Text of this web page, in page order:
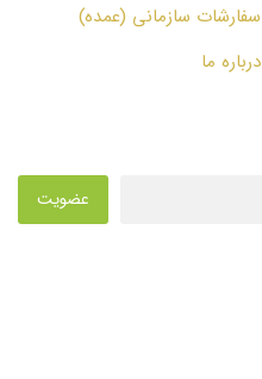
سفارشات سازمانی (عمده)
درباره ما
عضویت